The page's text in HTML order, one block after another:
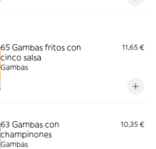
65 Gambas fritos con
cinco salsa
11,65 €
Gambas
63 Gambas con
champinones
10,35 €
Gambas